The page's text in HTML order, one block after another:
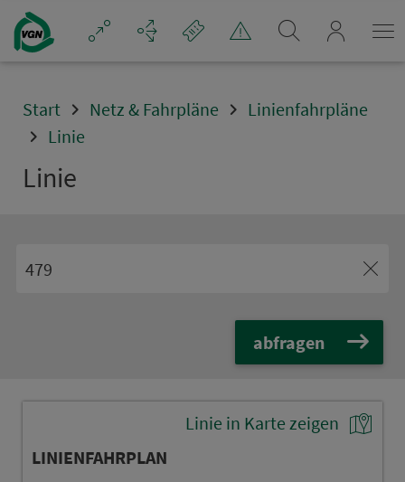
Navigation überspringen
Start Netz & Fahrpläne
Linienfahrpläne
Linie
Linie
abfragen
Linie in Karte zeigen
LINIENFAHRPLAN